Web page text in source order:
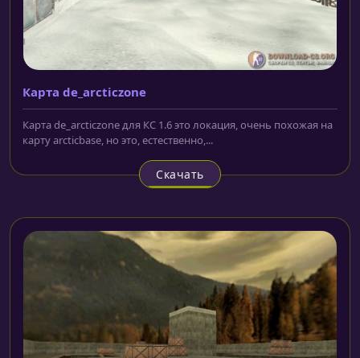
Карта de_arcticzone
Карта de_arcticzone для КС 1.6 это локация, очень похожая на
карту arcticbase, но это, естественно,...
Скачать